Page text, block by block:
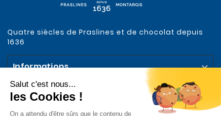
Quatre siècles de Praslines et de chocolat depuis
1636
Informations 
Votre compte 